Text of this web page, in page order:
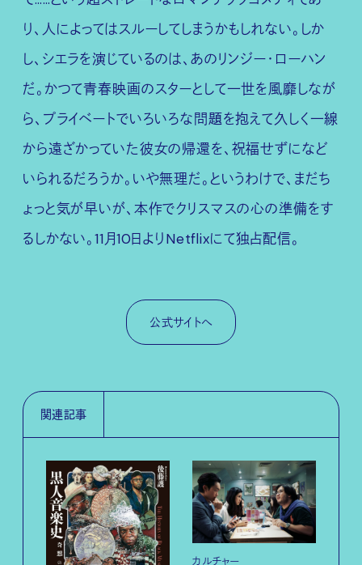
り、人によってはスルーしてしまうかもしれない。しか
し、シエラを演じているのは、あのリンジー・ローハン
だ。かつて青春映画のスターとして一世を風靡しなが
ら、プライベートでいろいろな問題を抱えて久しく一線
から遠ざかっていた彼女の帰還を、祝福せずになど
いられるだろうか。いや無理だ。というわけで、まだち
ょっと気が早いが、本作でクリスマスの心の準備をす
るしかない。11月10日よりNetflixにて独占配信。
公式サイトへ
関連記事
カルチャー